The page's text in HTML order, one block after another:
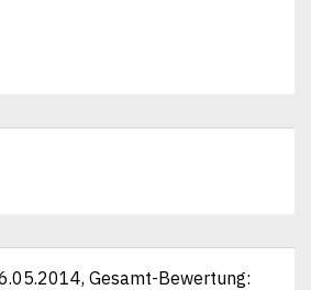
, Gesamt-Bewertung: